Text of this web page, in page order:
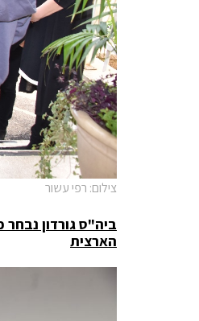
צילום: רפי עשור
ביה"ס גורדון
הארצית